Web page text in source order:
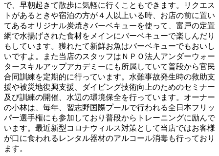
で、早朝起きて散歩に気軽に行くこともできます。リクエス
トがあるときや宿泊の方が４人以上いる時、お店の前に置い
てあるオリジナル炭焼きバーベキューを使って、富戸の定置
網で水揚げされた食材をメインにバーベキューで楽しんだり
もしています。獲れたて新鮮お魚はバーベキューでもおいし
いですよ。また当店のスタッフはＮＰＯ法人アンダーウォー
タースキルアップアカデミーにも所属していて普段から官民
合同訓練を定期的に行っています。水難事故発生時の救助支
援や被災地復興支援、ダイビング技術向上のためのセミナー
及び訓練の開催、水辺の環境保全を行っています。オーナー
の小林は、毎年、習志野国際プールで行われる全日本フリッ
パー選手権にも参加しており普段からトレーニングに励んで
います。最近新型コロナウィルス対策として当店ではお客様
が口に食われるレンタル器材のアルコール消毒も行っており
ます。